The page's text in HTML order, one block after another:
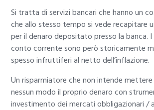
Si tratta di servizi bancari che hanno un
che allo stesso tempo si vede recapitare
per il denaro depositato presso la banca.
conto corrente sono però storicamente
spesso infruttiferi al netto dell’inflazione.
Un risparmiatore che non intende mettere
nessun modo il proprio denaro con
investimento dei mercati obbligazionari /